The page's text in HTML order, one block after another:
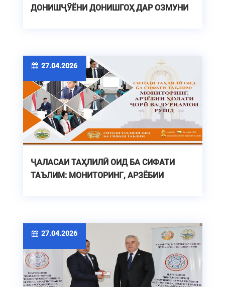
ДОНИШҶӮЁНИ ДОНИШГОҲ ДАР ОЗМУНИ
27.04.2026
ҶАЛАСАИ ТАҲЛИЛӢ ОИД БА СИФАТИ
ТАЪЛИМ: МОНИТОРИНГ, АРЗЁБИИ
27.04.2026